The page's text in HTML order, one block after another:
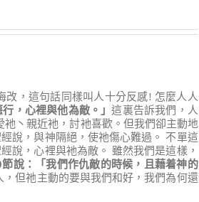
改，這句話同樣叫人十分反感! 怎麼人人
行 ， 心裡與他為敵。 」這裏告訴我們，人
丶親近衪，討衪喜歡。但我們卻主動地
說，與神隔絕，使祂傷心難過。 不單這
說，心裡與衪為敵。 雖然我們是這樣，
節說： 「我們作仇敵的時候 ， 且藉着神的
但祂主動的要與我們和好，我們為何還